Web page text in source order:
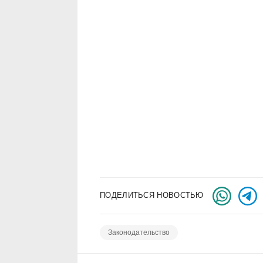
ПОДЕЛИТЬСЯ НОВОСТЬЮ
Законодательство